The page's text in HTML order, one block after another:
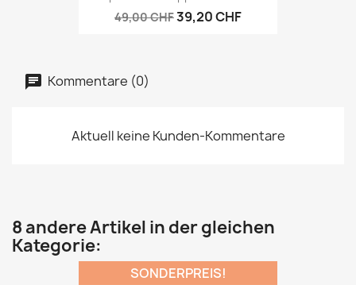
49,00 CHF39,20 CHF
Kommentare (0)
Aktuell keine Kunden-Kommentare
8 andere Artikel in der gleichen
Kategorie:
SONDERPREIS!